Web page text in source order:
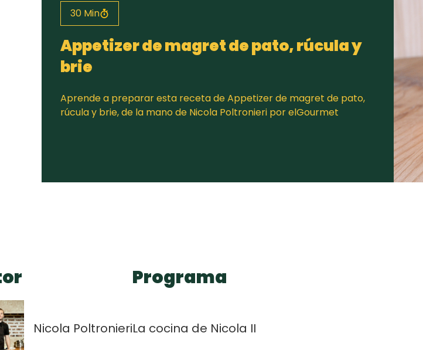
Todas las recetas
30 Min
Appetizer de magret de pato, rúcula y
brie
Aprende a preparar esta receta de Appetizer de magret de pato,
rúcula y brie, de la mano de Nicola Poltronieri por elGourmet
Nicola Poltronieri
Programa
La cocina de Nicola II